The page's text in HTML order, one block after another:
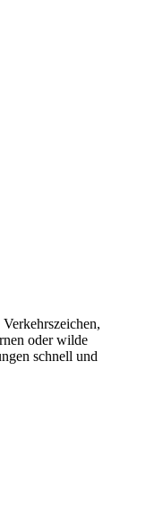
oder wilde
schnell und